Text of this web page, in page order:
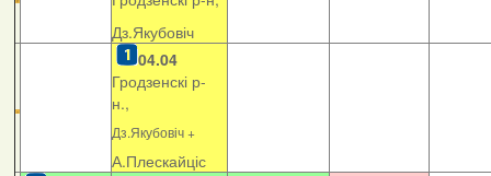
Дз.Якубовіч
04.04
Гродзенскі р-
н.,
Дз.Якубовіч +
А.Плескайціс